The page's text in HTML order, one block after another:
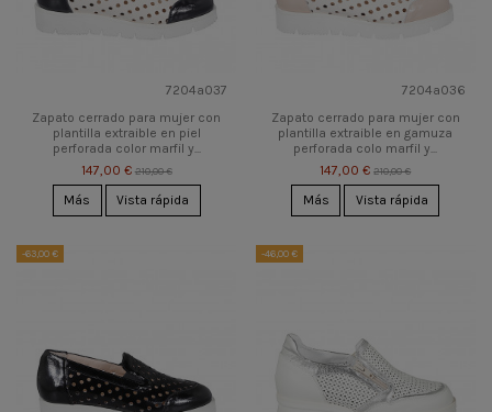
7204a037
Zapato cerrado para mujer con
plantilla extraible en piel
perforada color marfil y...
147,00 € 210,00 €
Más Vista rápida
7204a036
Zapato cerrado para mujer con
plantilla extraible en gamuza
perforada colo marfil y...
147,00 € 210,00 €
Más Vista rápida
-63,00 € -46,00 €